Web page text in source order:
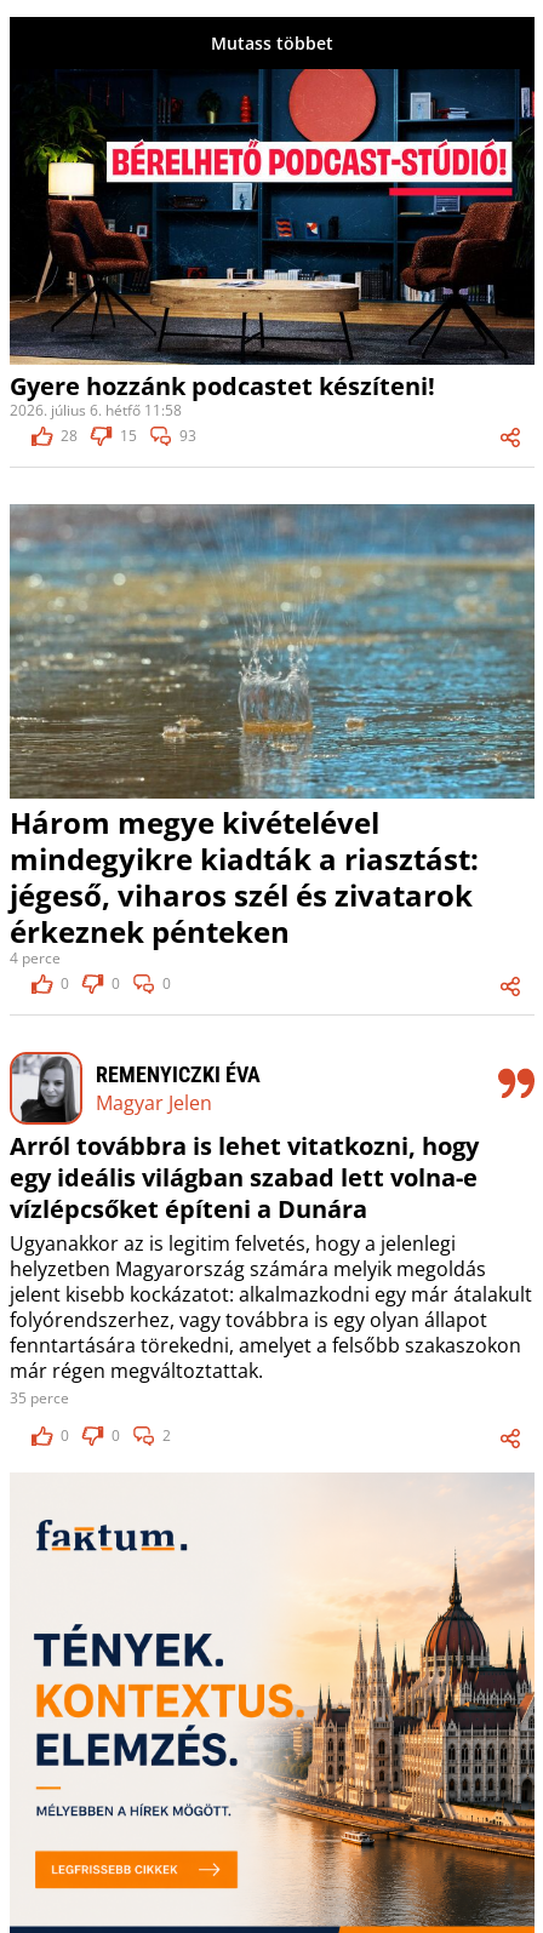
Mutass többet
Gyere hozzánk podcastet készíteni!
2026. július 6. hétfő 11:58
28
15 93
Három megye kivételével
mindegyikre kiadták a riasztást:
jégeső, viharos szél és zivatarok
érkeznek pénteken
4 perce
0
0 0
REMENYICZKI ÉVA
Magyar Jelen
Arról továbbra is lehet vitatkozni, hogy
egy ideális világban szabad lett volna-e
vízlépcsőket építeni a Dunára
Ugyanakkor az is legitim felvetés, hogy a jelenlegi
helyzetben Magyarország számára melyik megoldás
jelent kisebb kockázatot: alkalmazkodni egy már átalakult
folyórendszerhez, vagy továbbra is egy olyan állapot
fenntartására törekedni, amelyet a felsőbb szakaszokon
már régen megváltoztattak.
35 perce
0
0 2